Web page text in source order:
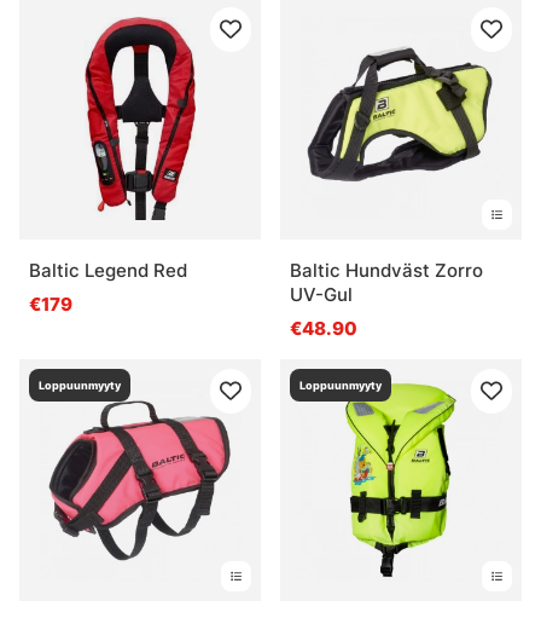
Baltic Legend Red
€179
Baltic Hundväst Zorro
UV-Gul
€48.90
Loppuunmyyty Loppuunmyyty